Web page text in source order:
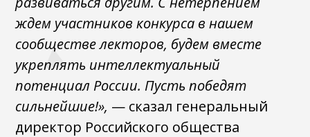
ждем участников конкурса в нашем
сообществе лекторов, будем вместе
укреплять интеллектуальный
потенциал России. Пусть победят
сильнейшие!», — сказал генеральный
директор Российского общества